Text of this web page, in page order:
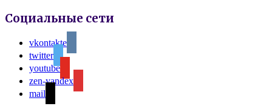
Социальные сети
vkontakte
twitter
youtube
zen-yandex
mail